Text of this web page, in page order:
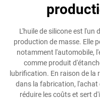
L'huile de silicone est l'un
production de masse. Elle
notamment l'automobile,
comme produit
lubrification. En raison de
dans la fabrication, l'achat
réduire les coûts et sert